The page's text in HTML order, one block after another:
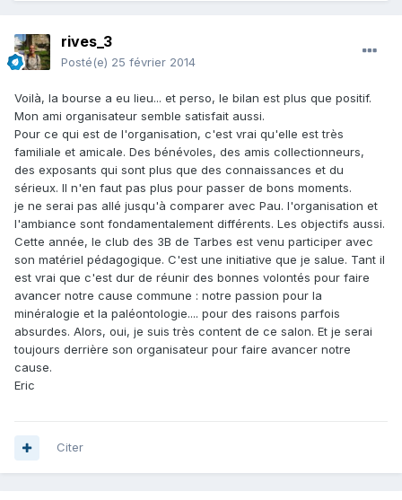
rives_3
Posté(e) 25 février 2014
Voilà, la bourse a eu lieu... et perso, le bilan est plus que positif.
Mon ami organisateur semble satisfait aussi.
Pour ce qui est de l'organisation, c'est vrai qu'elle est très
familiale et amicale. Des bénévoles, des amis collectionneurs,
des exposants qui sont plus que des connaissances et du
sérieux. Il n'en faut pas plus pour passer de bons moments.
je ne serai pas allé jusqu'à comparer avec Pau. l'organisation et
l'ambiance sont fondamentalement différents. Les objectifs aussi.
Cette année, le club des 3B de Tarbes est venu participer avec
son matériel pédagogique. C'est une initiative que je salue. Tant il
est vrai que c'est dur de réunir des bonnes volontés pour faire
avancer notre cause commune : notre passion pour la
minéralogie et la paléontologie.... pour des raisons parfois
absurdes. Alors, oui, je suis très content de ce salon. Et je serai
toujours derrière son organisateur pour faire avancer notre
cause.
Eric
Citer